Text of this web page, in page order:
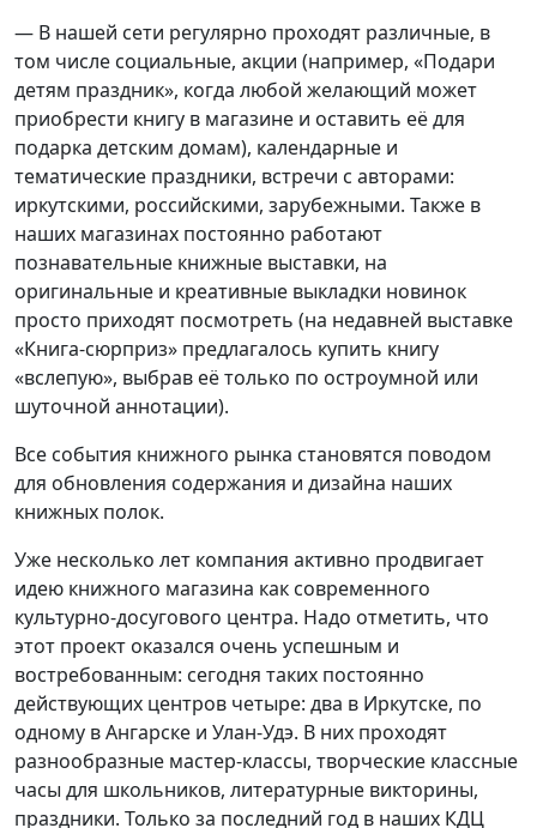
— В нашей сети регулярно проходят различные, в
том числе социальные, акции (например, «Подари
детям праздник», когда любой желающий может
приобрести книгу в магазине и оставить её для
подарка детским домам), календарные и
тематические праздники, встречи с авторами:
иркутскими, российскими, зарубежными. Также в
наших магазинах постоянно работают
познавательные книжные выставки, на
оригинальные и креативные выкладки новинок
просто приходят посмотреть (на недавней выставке
«Книга-сюрприз» предлагалось купить книгу
«вслепую», выбрав её только по остроумной или
шуточной аннотации).
Все события книжного рынка становятся поводом
для обновления содержания и дизайна наших
книжных полок.
Уже несколько лет компания активно продвигает
идею книжного магазина как современного
культурно-досугового центра. Надо отметить, что
этот проект оказался очень успешным и
востребованным: сегодня таких постоянно
действующих центров четыре: два в Иркутске, по
одному в Ангарске и Улан-Удэ. В них проходят
разнообразные мастер-классы, творческие классные
часы для школьников, литературные викторины,
праздники. Только за последний год в наших КДЦ